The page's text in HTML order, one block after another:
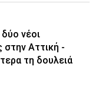
νέοι
στην Αττική -
τη δουλειά